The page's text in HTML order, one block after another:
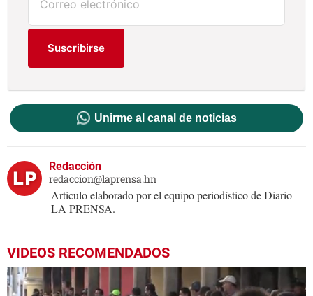
Suscribirse
Unirme al canal de noticias
Redacción
redaccion@laprensa.hn
Artículo elaborado por el equipo periodístico de Diario
LA PRENSA.
VIDEOS RECOMENDADOS